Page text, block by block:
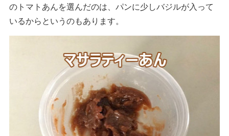
のトマトあんを選んだのは、パンに少しバジルが入って
いるからというのもあります。